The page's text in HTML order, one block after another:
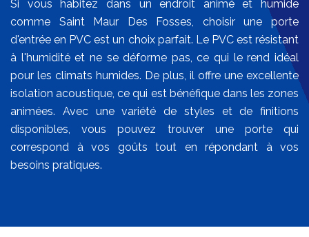
Si vous habitez dans un endroit animé et humide
comme Saint Maur Des Fosses, choisir une porte
d'entrée en PVC est un choix parfait. Le PVC est résistant
à l'humidité et ne se déforme pas, ce qui le rend idéal
pour les climats humides. De plus, il offre une excellente
isolation acoustique, ce qui est bénéfique dans les zones
animées. Avec une variété de styles et de finitions
disponibles, vous pouvez trouver une porte qui
correspond à vos goûts tout en répondant à vos
besoins pratiques.